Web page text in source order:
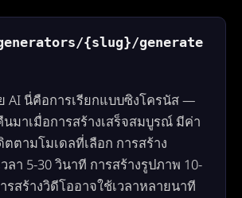
{slug}/generate
AI นี่คือการเรียกแบบซิงโครนัส —
มาเมื่อการสร้างเสร็จสมบูรณ์ มีค่า
ตตามโมเดลที่เลือก การสร้าง
ลา 5-30 วินาที การสร้างรูปภาพ 10-
รสร้างวิดีโออาจใช้เวลาหลายนาที